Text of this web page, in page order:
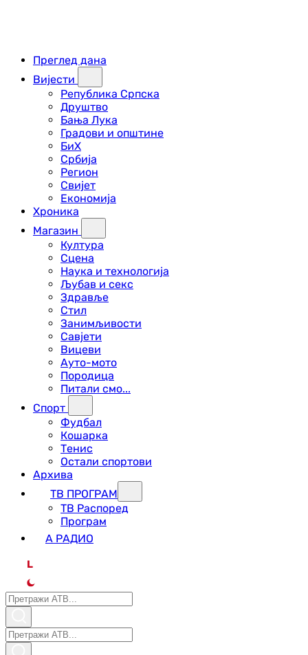
Преглед дана
Вијести
Република Српска
Друштво
Бања Лука
Градови и општине
БиХ
Србија
Регион
Свијет
Економија
Хроника
Магазин
Култура
Сцена
Наука и технологија
Љубав и секс
Здравље
Стил
Занимљивости
Савјети
Вицеви
Ауто-мото
Породица
Питали смо...
Спорт
Фудбал
Кошарка
Тенис
Остали спортови
Архива
ТВ ПРОГРАМ
ТВ Распоред
Програм
А РАДИО
L